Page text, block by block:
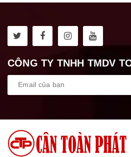
CÔNG TY TNHH TMDV